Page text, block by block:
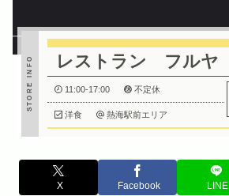
STORE INFO レストラン フルヤ
11:00-17:00 不定休
洋食 熱海駅前エリア
X Facebook LINE